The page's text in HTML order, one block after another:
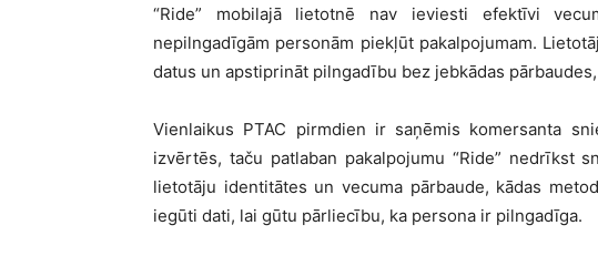
“Ride” mobilajā lietotnē nav ieviesti efektīvi
nepilngadīgām personām piekļūt pakalpojumam.
datus un apstiprināt pilngadību bez jebkādas
Vienlaikus PTAC pirmdien ir saņēmis komersanta
izvērtēs, taču patlaban pakalpojumu “Ride” nedrīkst
lietotāju identitātes un vecuma pārbaude, kādas
iegūti dati, lai gūtu pārliecību, ka persona ir pilngadīga.